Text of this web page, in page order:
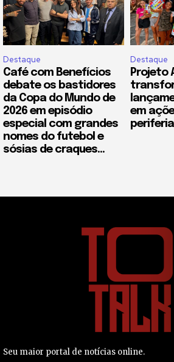
Destaque
Café com Benefícios
debate os bastidores
da Copa do Mundo de
2026 em episódio
especial com grandes
nomes do futebol e
sósias de craques...
Destaque
Projeto
em
Seu maior portal de notícias online.